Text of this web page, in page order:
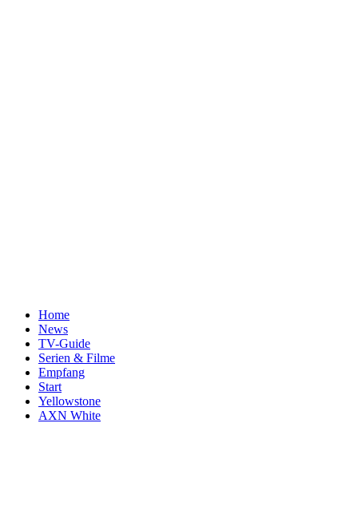
Home
News
TV-Guide
Serien & Filme
Empfang
Start
Yellowstone
AXN White